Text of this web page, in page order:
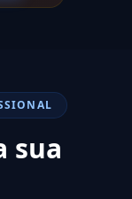
sua